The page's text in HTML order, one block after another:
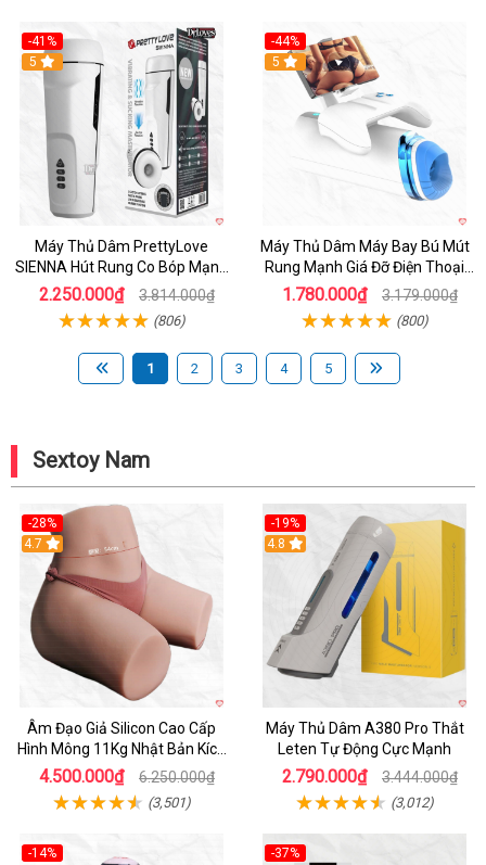
-41%
Hot
5
Máy Thủ Dâm PrettyLove
SIENNA Hút Rung Co Bóp Mạnh
Mẽ Nam
2.250.000₫ 3.814.000₫
(806)
-44%
Hot
5
Máy Thủ Dâm Máy Bay Bú Mút
Rung Mạnh Giá Đỡ Điện Thoại
Chính Hãng
1.780.000₫ 3.179.000₫
(800)
1 2 3 4 5
Sextoy Nam
-28%
4.7
Âm Đạo Giả Silicon Cao Cấp
Hình Mông 11Kg Nhật Bản Kích
Thước Như Thật
4.500.000₫ 6.250.000₫
(3,501)
-19%
Hot
4.8
Máy Thủ Dâm A380 Pro Thắt
Leten Tự Động Cực Mạnh
2.790.000₫ 3.444.000₫
(3,012)
-14%
-37%